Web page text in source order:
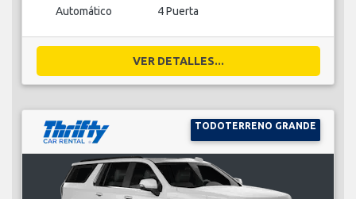
Automático 4 Puerta
VER DETALLES...
TODOTERRENO GRANDE